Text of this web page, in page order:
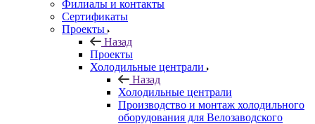
Филиалы и контакты
Сертификаты
Проекты
Назад
Проекты
Холодильные централи
Назад
Холодильные централи
Производство и монтаж холодильного
оборудования для Велозаводского